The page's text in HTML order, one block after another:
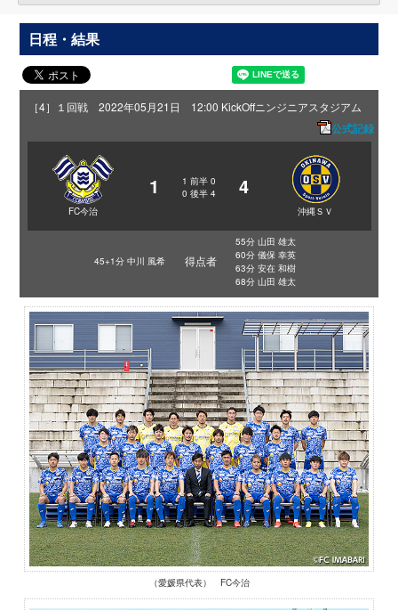
日程・結果
［4］１回戦 2022年05月21日 12:00 KickOffニンジニアスタジアム
公式記録
FC今治
1 1 前半 0
0 後半 4 4
沖縄ＳＶ
45+1分 中川 風希 得点者
55分 山田 雄太
60分 儀保 幸英
63分 安在 和樹
68分 山田 雄太
（愛媛県代表） FC今治